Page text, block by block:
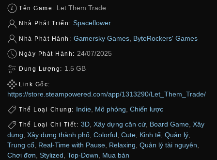
Tên Game: Let Them Trade
Nhà Phát Triển: Spaceflower
Nhà Phát Hành: Gamersky Games, ByteRockers' Games
Ngày Phát Hành: 24/07/2025
Dung Lượng: 1.5 GB
Link Gốc:
https://store.steampowered.com/app/1313290/Let_Them_Trade/
Thể Loại Chung: Indie Mô phỏng Chiến lược
Thể Loại Chi Tiết: 3D, Xây dựng căn cứ, Board Game, Xây
dựng Xây dựng thành phố Colorful Cute Kinh tế Quản lý
Trung cổ Real-Time with Pause Relaxing Quản lý tài nguyên
Chơi đơn Stylized Top-Down Mua bán